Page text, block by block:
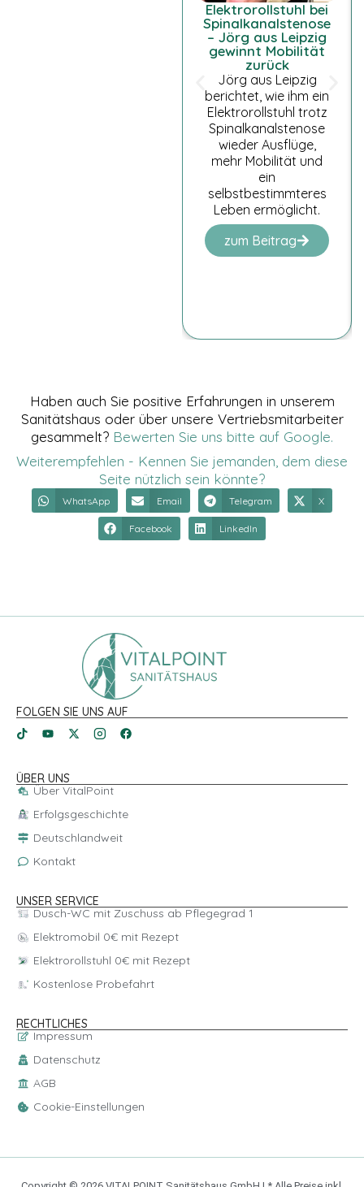
Elektrorollstuhl bei
Spinalkanalstenose
– Jörg aus Leipzig
gewinnt Mobilität
zurück
Jörg aus Leipzig
berichtet, wie ihm ein
Elektrorollstuhl trotz
Spinalkanalstenose
wieder Ausflüge,
mehr Mobilität und
ein
selbstbestimmteres
Leben ermöglicht.
zum Beitrag
Haben auch Sie positive Erfahrungen in unserem
Sanitätshaus oder über unsere Vertriebsmitarbeiter
gesammelt? Bewerten Sie uns bitte auf Google.
Weiterempfehlen - Kennen Sie jemanden, dem diese
Seite nützlich sein könnte?
WhatsApp Email Telegram X
Facebook LinkedIn
FOLGEN SIE UNS AUF
ÜBER UNS
Über VitalPoint
Erfolgsgeschichte
Deutschlandweit
Kontakt
UNSER SERVICE
Dusch-WC mit Zuschuss ab Pflegegrad 1
Elektromobil 0€ mit Rezept
Elektrorollstuhl 0€ mit Rezept
Kostenlose Probefahrt
RECHTLICHES
Impressum
Datenschutz
AGB
Cookie-Einstellungen